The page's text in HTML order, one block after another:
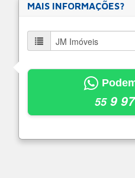
MAIS INFORMAÇÕES?
559